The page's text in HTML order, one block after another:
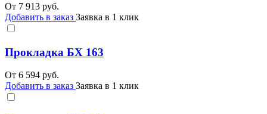
От 7 913 руб.
Добавить в заказ Заявка в 1 клик
Прокладка БХ 163
От 6 594 руб.
Добавить в заказ Заявка в 1 клик